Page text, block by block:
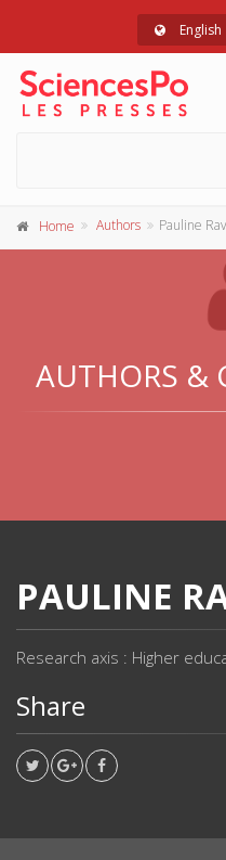
English
Home Authors Pauline
AUTHORS &
PAULINE
Research axis : Higher
Share